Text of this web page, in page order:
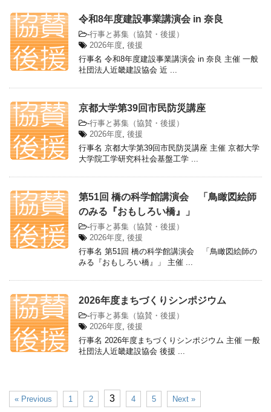
令和8年度建設事業講演会 in 奈良
-行事と募集（協賛・後援）
2026年度 後援
行事名 令和8年度建設事業講演会 in 奈良 主催 一般
社団法人近畿建設協会 近 ...
京都大学第39回市民防災講座
-行事と募集（協賛・後援）
2026年度 後援
行事名 京都大学第39回市民防災講座 主催 京都大学
大学院工学研究科社会基盤工学 ...
第51回 橋の科学館講演会 「鳥瞰図絵師
のみる『おもしろい橋』」
-行事と募集（協賛・後援）
2026年度 後援
行事名 第51回 橋の科学館講演会 「鳥瞰図絵師の
みる『おもしろい橋』」 主催 ...
2026年度まちづくりシンポジウム
-行事と募集（協賛・後援）
2026年度 後援
行事名 2026年度まちづくりシンポジウム 主催 一般
社団法人近畿建設協会 後援 ...
« Previous 1 2 3 4 5 Next »